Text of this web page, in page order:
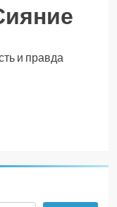
и правда